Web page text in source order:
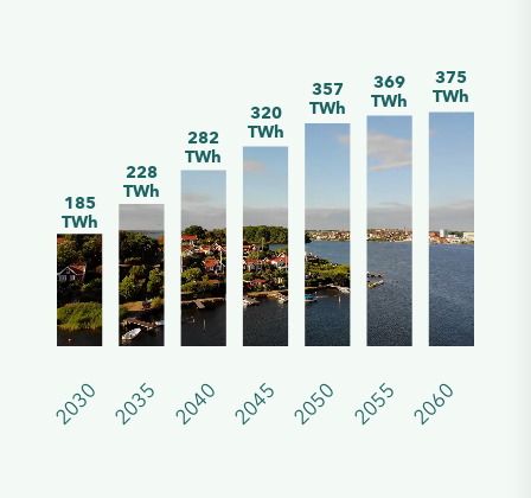
185
TWh
228
TWh
282
TWh
320
TWh
357
TWh
369
TWh
375
TWh
2030 2035 2040 2045 2050 2055 2060